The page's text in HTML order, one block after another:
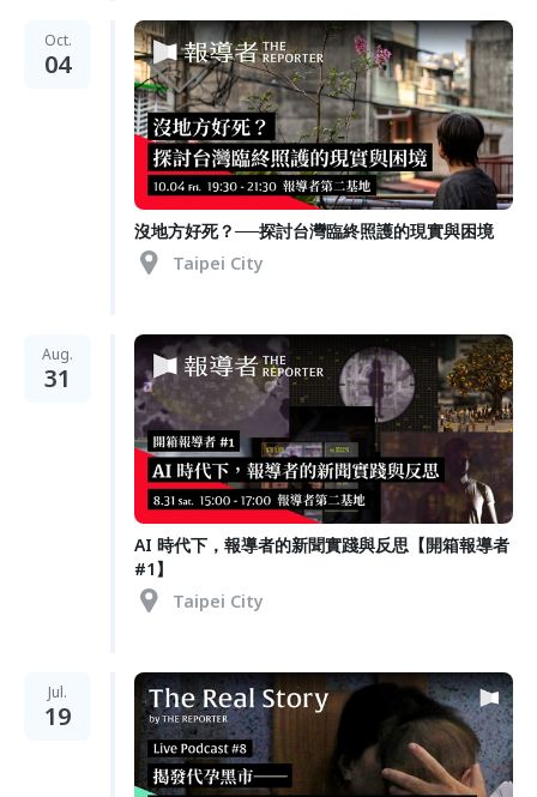
Oct.
04
沒地方好死？──探討台灣臨終照護的現實與困境
Taipei City
Aug.
31
AI 時代下，報導者的新聞實踐與反思【開箱報導者
#1】
Taipei City
Jul.
19